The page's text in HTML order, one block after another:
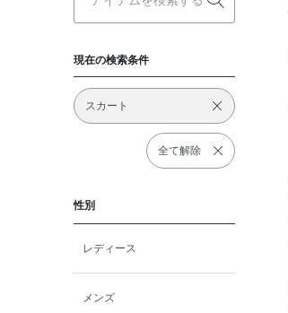
現在の検索条件
スカート
全て解除
性別
レディース
メンズ